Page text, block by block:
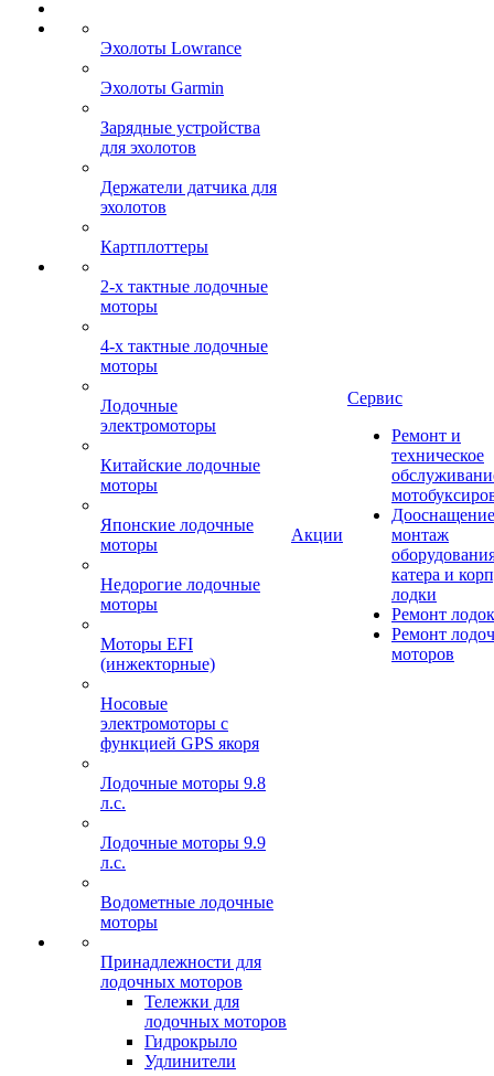
Эхолоты Lowrance
Эхолоты Garmin
Зарядные устройства
для эхолотов
Держатели датчика для
эхолотов
Картплоттеры
2-х тактные лодочные
моторы
4-х тактные лодочные
моторы
Лодочные
электромоторы
Китайские лодочные
моторы
Японские лодочные
моторы
Недорогие лодочные
моторы
Моторы EFI
(инжекторные)
Носовые
электромоторы с
функцией GPS якоря
Лодочные моторы 9.8
л.с.
Лодочные моторы 9.9
л.с.
Водометные лодочные
моторы
Принадлежности для
лодочных моторов
Тележки для
лодочных моторов
Гидрокрыло
Удлинители
Акции
Сервис
Ремонт и
техническое
монтаж
катера и
лодки
Ремонт
Ремонт
моторов